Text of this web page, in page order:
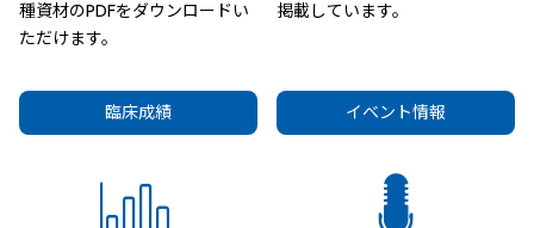
種資材のPDFをダウンロードい
ただけます。
掲載しています。
臨床成績 イベント情報